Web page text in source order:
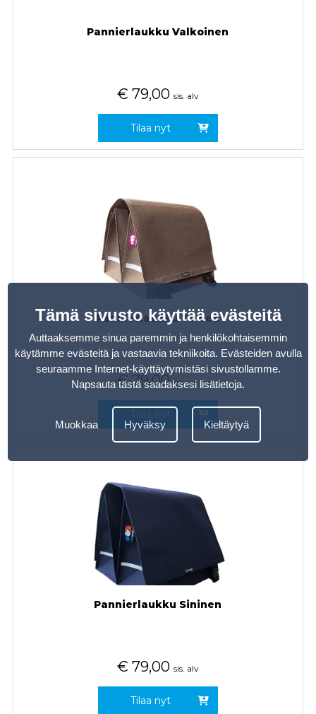
Pannierlaukku Valkoinen
€ 79,00 sis. alv
Tilaa nyt
Pannierlaukku Tweed
€ 79,00 sis. alv
Tilaa nyt
Pannierlaukku Sininen
€ 79,00 sis. alv
Tilaa nyt
Tämä sivusto käyttää evästeitä
Auttaaksemme sinua paremmin ja henkilökohtaisemmin
käytämme evästeitä ja vastaavia tekniikoita. Evästeiden avulla
seuraamme Internet-käyttäytymistäsi sivustollamme.
Napsauta tästä saadaksesi lisätietoja.
Muokkaa Hyväksy Kieltäytyä